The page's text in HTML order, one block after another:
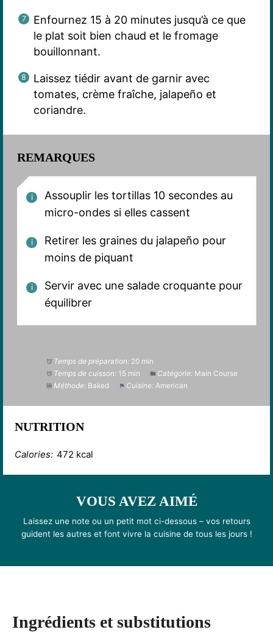
Enfournez 15 à 20 minutes jusqu’à ce que
le plat soit bien chaud et le fromage
bouillonnant.
Laissez tiédir avant de garnir avec
tomates, crème fraîche, jalapeño et
coriandre.
REMARQUES
Assouplir les tortillas 10 secondes au
micro-ondes si elles cassent
Retirer les graines du jalapeño pour
moins de piquant
Servir avec une salade croquante pour
équilibrer
Temps de préparation: 20 min
Temps de cuisson: 15 min Catégorie: Main Course
Méthode: Baked Cuisine: American
NUTRITION
Calories: 472 kcal
VOUS AVEZ AIMÉ
Laissez une note ou un petit mot ci-dessous – vos retours
guident les autres et font vivre la cuisine de tous les jours !
Ingrédients et substitutions